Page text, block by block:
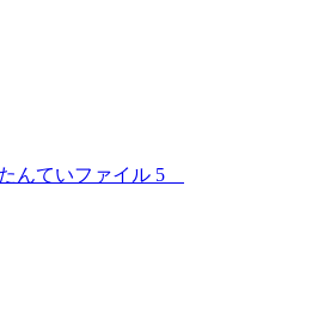
んていファイル 5